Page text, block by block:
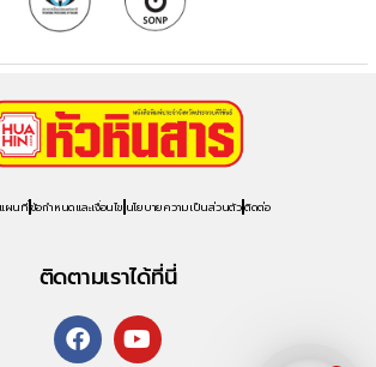
แผนที่ข้อกำหนดและเงื่อนไข นโยบายความเป็นส่วนตัวติดต่อ
ติดตามเราได้ที่นี่